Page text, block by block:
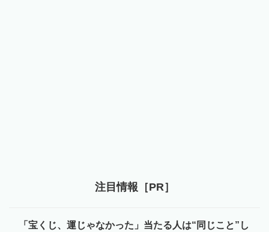
注目情報［PR］
「宝くじ、運じゃなかった」当たる人は“同じこと”し